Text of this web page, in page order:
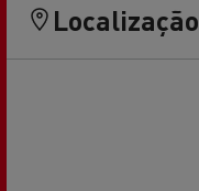
Localização